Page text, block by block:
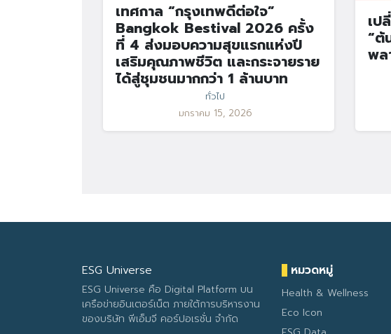
เทศกาล “กรุงเทพดีต่อใจ”
Bangkok Bestival 2026 ครั้ง
ที่ 4 ส่งมอบความสุขแรกแห่งปี
เสริมคุณภาพชีวิต และกระจายราย
ได้สู่ชุมชนมากกว่า 1 ล้านบาท
ทั่วไป
มกราคม 15, 2026
เป
“ต้
พล
ESG Universe
ESG Universe คือ Digital Platform บน
เครือข่ายอินเตอร์เน็ต ภายใต้การบริหารงาน
ของบริษัท พีเอ็มจี คอร์ปอเรชั่น จำกัด
หมวดหมู่
Health & Wellness
Eco Icon